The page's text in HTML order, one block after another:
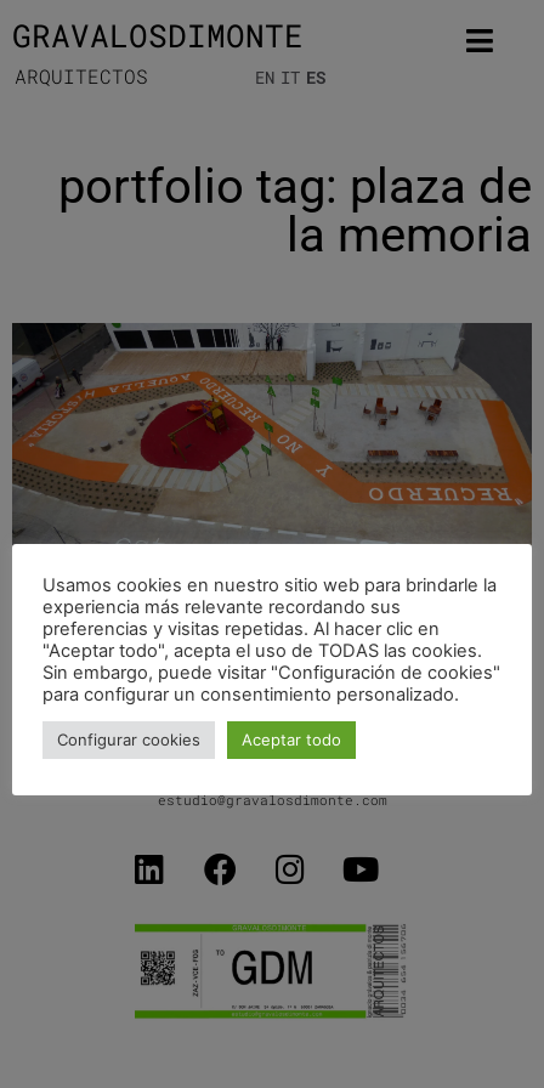
GRAVALOSDIMONTE
ARQUITECTOS EN IT ES
portfolio tag: plaza de
la memoria
ESTONOESUNSOLAR PLAYGROUND SAN JOSÉ
C/ Don Jaime I, 34 dpdo-1ºB
50001 Zaragoza SPAIN
estudio@gravalosdimonte.com
Usamos cookies en nuestro sitio web para brindarle la
experiencia más relevante recordando sus
preferencias y visitas repetidas. Al hacer clic en
"Aceptar todo", acepta el uso de TODAS las cookies.
Sin embargo, puede visitar "Configuración de cookies"
para configurar un consentimiento personalizado.
Configurar cookies Aceptar todo